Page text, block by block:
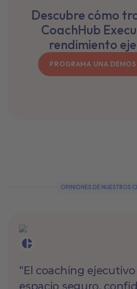
Descubre cómo
CoachHub
rendimiento
PROGRAMA UNA
OPINIONES DE NUESTROS
“El coaching
espacio seguro,